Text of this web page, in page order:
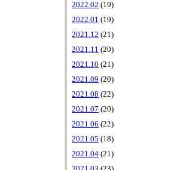
2022.02 (19)
2022.01 (19)
2021.12 (21)
2021.11 (20)
2021.10 (21)
2021.09 (20)
2021.08 (22)
2021.07 (20)
2021.06 (22)
2021.05 (18)
2021.04 (21)